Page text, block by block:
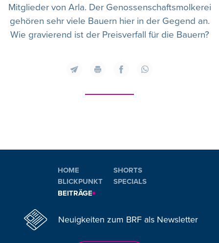
Mitglieder von Arla. Der Genossenschaftsmolkerei
gehören sehr viele Bauern hier in der Gegend an.
Wie gravierend ist der Preisverfall für die Bauern?
HOME
BLICKPUNKT
BEITRÄGE
SHORTS
SPECIALS
Neuigkeiten zum BRF als Newsletter